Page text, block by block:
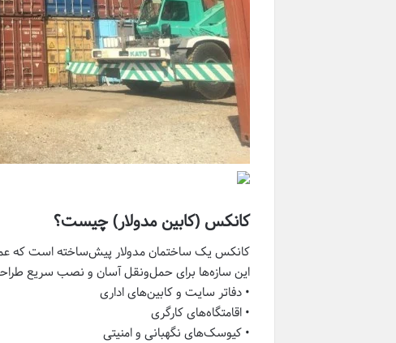
کانکس (کابین مدولار) چیست؟
کانکس یک ساختمان مدولار پیش‌ساخته است که
این سازه‌ها برای حمل‌ونقل آسان و نصب سریع
• دفاتر سایت و کابین‌های اداری
• اقامتگاه‌های کارگری
• کیوسک‌های نگهبانی و امنیتی